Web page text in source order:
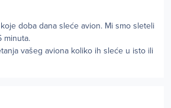
doba dana sleće avion. Mi smo sleteli
minuta.
vašeg aviona koliko ih sleće u isto ili